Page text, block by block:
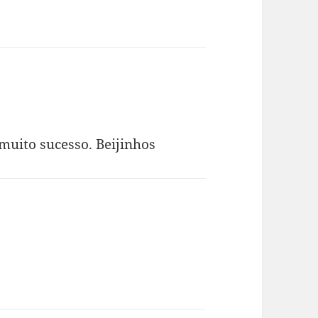
sucesso. Beijinhos